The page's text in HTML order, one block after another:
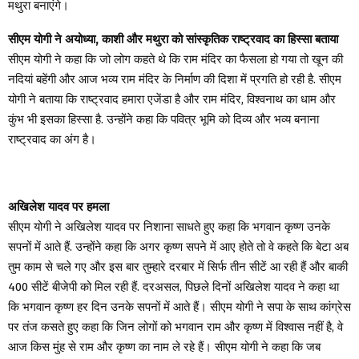
मथुरा बनाएंगे।
सीएम योगी ने अयोध्या, काशी और मथुरा को सांस्कृतिक राष्ट्रवाद का हिस्सा बताया
सीएम योगी ने कहा कि जो लोग कहते थे कि राम मंदिर का फैसला हो गया तो खून की
नदियां बहेंगी और आज भव्य राम मंदिर के निर्माण की दिशा में प्रगति हो रही है. सीएम
योगी ने बताया कि राष्ट्रवाद हमारा एजेंडा है और राम मंदिर, विश्वनाथ का धाम और
कुंभ भी इसका हिस्सा है. उन्होंने कहा कि पवित्र भूमि को दिव्य और भव्य बनाना
राष्ट्रवाद का अंग है।
अखिलेश यादव पर हमला
सीएम योगी ने अखिलेश यादव पर निशाना साधते हुए कहा कि भगवान कृष्ण उनके
सपनों में आते हैं. उन्होंने कहा कि अगर कृष्ण सपने में आए होते तो वे कहते कि बेटा अब
तुम काम से चले गए और इस बार तुम्हारे दरबार में सिर्फ तीन सीटें आ रही हैं और बाकी
400 सीटें बीजेपी को मिल रही हैं. दरअसल, पिछले दिनों अखिलेश यादव ने कहा था
कि भगवान कृष्ण हर दिन उनके सपनों में आते हैं। सीएम योगी ने सपा के साथ कांग्रेस
पर तंज कसते हुए कहा कि जिन लोगों को भगवान राम और कृष्ण में विश्वास नहीं है, वे
आज किस मुंह से राम और कृष्ण का नाम ले रहे हैं। सीएम योगी ने कहा कि जब